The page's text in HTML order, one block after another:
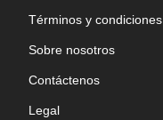
Términos y condiciones
Sobre nosotros
Contáctenos
Legal